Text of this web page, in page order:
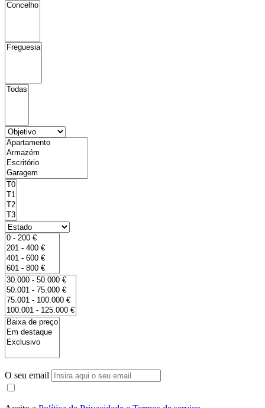
O seu email